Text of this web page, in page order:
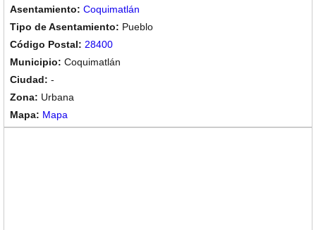
Coquimatlán
Pueblo
28400
Coquimatlán
-
Urbana
Mapa